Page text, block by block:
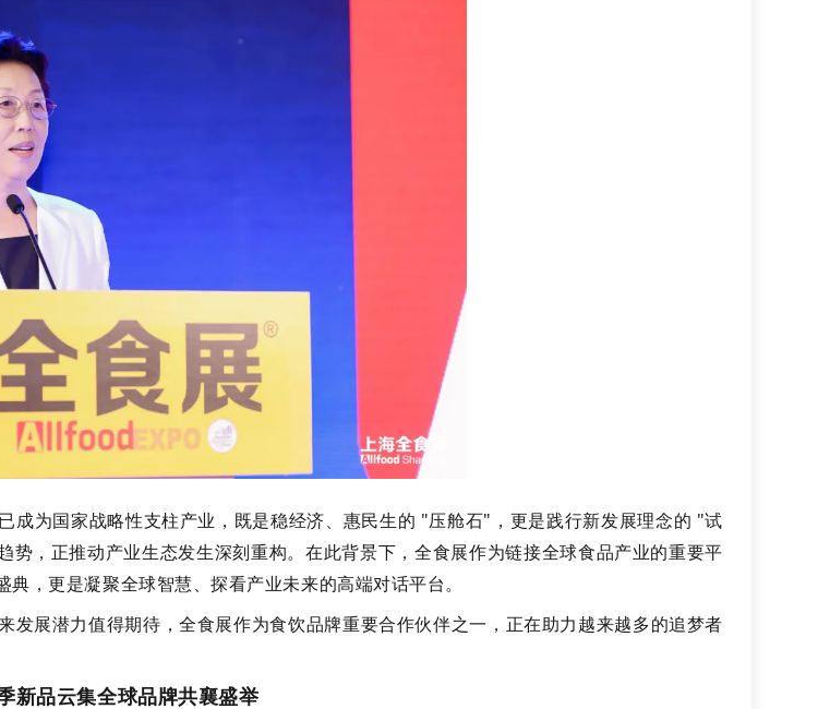
成为国家战略性支柱产业，既是稳经济、惠民生的 "压舱石"，更是践行新发展理念的 "试
，正推动产业生态发生深刻重构。在此背景下，全食展作为链接全球食品产业的重要平
，更是凝聚全球智慧、探看产业未来的高端对话平台。
展潜力值得期待，全食展作为食饮品牌重要合作伙伴之一，正在助力越来越多的追梦者
新品云集全球品牌共襄盛举